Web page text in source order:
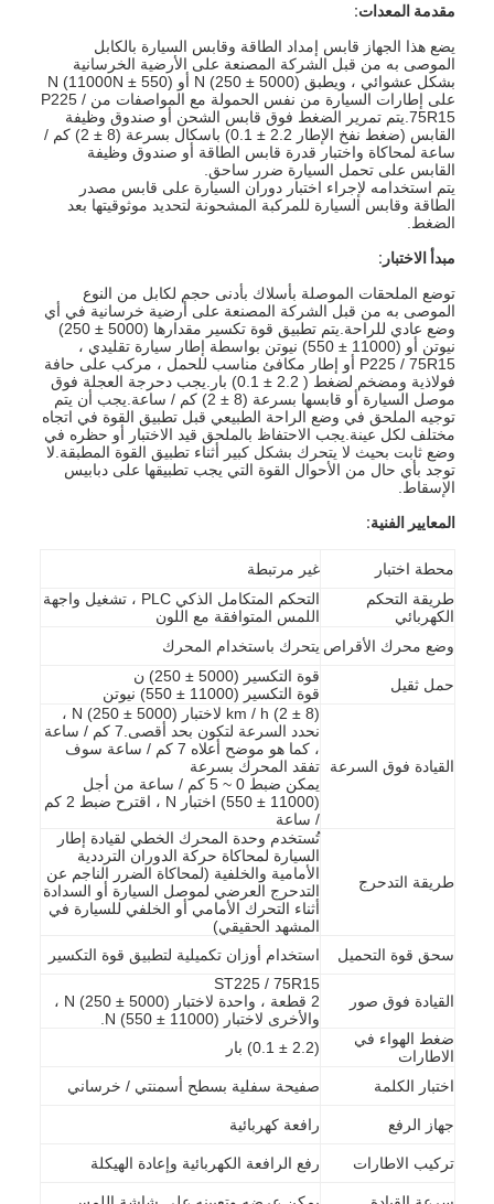
المنزل
المنتجات
فيديوهات
مقدمة المعدات:
يضع هذا الجهاز قابس إمداد الطاقة وقابس السيارة بالكابل
الموصى به من قبل الشركة المصنعة على الأرضية الخرسانية
بشكل عشوائي ، ويطبق (5000 ± 250) N أو (11000N ± 550) N
على إطارات السيارة من نفس الحمولة مع المواصفات من P225 /
75R15.يتم تمرير الضغط فوق قابس الشحن أو صندوق وظيفة
القابس (ضغط نفخ الإطار 2.2 ± 0.1) باسكال بسرعة (8 ± 2) كم /
ساعة لمحاكاة واختبار قدرة قابس الطاقة أو صندوق وظيفة
القابس على تحمل السيارة ضرر ساحق.
يتم استخدامه لإجراء اختبار دوران السيارة على قابس مصدر
الطاقة وقابس السيارة للمركبة المشحونة لتحديد موثوقيتها بعد
الضغط.
مبدأ الاختبار:
توضع الملحقات الموصلة بأسلاك بأدنى حجم لكابل من النوع
الموصى به من قبل الشركة المصنعة على أرضية خرسانية في أي
وضع عادي للراحة.يتم تطبيق قوة تكسير مقدارها (5000 ± 250)
نيوتن أو (11000 ± 550) نيوتن بواسطة إطار سيارة تقليدي ،
P225 / 75R15 أو إطار مكافئ مناسب للحمل ، مركب على حافة
فولاذية ومضخم لضغط ( 2.2 ± 0.1) بار.يجب دحرجة العجلة فوق
موصل السيارة أو قابسها بسرعة (8 ± 2) كم / ساعة.يجب أن يتم
توجيه الملحق في وضع الراحة الطبيعي قبل تطبيق القوة في اتجاه
مختلف لكل عينة.يجب الاحتفاظ بالملحق قيد الاختبار أو حظره في
وضع ثابت بحيث لا يتحرك بشكل كبير أثناء تطبيق القوة المطبقة.لا
توجد بأي حال من الأحوال القوة التي يجب تطبيقها على دبابيس
الإسقاط.
المعايير الفنية:
محطة اختبار
غير مرتبطة
طريقة التحكم
الكهربائي
التحكم المتكامل الذكي PLC ، تشغيل واجهة
اللمس المتوافقة مع اللون
وضع محرك الأقراص يتحرك باستخدام المحرك
حمل ثقيل
قوة التكسير (5000 ± 250) ن
قوة التكسير (11000 ± 550) نيوتن
القيادة فوق السرعة
(8 ± 2) km / h لاختبار (5000 ± 250) N ،
نحدد السرعة لتكون بحد أقصى.7 كم / ساعة
، كما هو موضح أعلاه 7 كم / ساعة سوف
تفقد المحرك بسرعة
يمكن ضبط 0 ~ 5 كم / ساعة من أجل
(11000 ± 550) اختبار N ، اقترح ضبط 2 كم
/ ساعة
طريقة التدحرج
تُستخدم وحدة المحرك الخطي لقيادة إطار
السيارة لمحاكاة حركة الدوران الترددية
الأمامية والخلفية (لمحاكاة الضرر الناجم عن
التدحرج العرضي لموصل السيارة أو السدادة
أثناء التحرك الأمامي أو الخلفي للسيارة في
المشهد الحقيقي)
سحق قوة التحميل
استخدام أوزان تكميلية لتطبيق قوة التكسير
القيادة فوق صور
ST225 / 75R15
2 قطعة ، واحدة لاختبار (5000 ± 250) N ،
والأخرى لاختبار (11000 ± 550) N.
ضغط الهواء في
الاطارات
(2.2 ± 0.1) بار
اختبار الكلمة صفيحة سفلية بسطح أسمنتي / خرساني
جهاز الرفع رافعة كهربائية
تركيب الاطارات رفع الرافعة الكهربائية وإعادة الهيكلة